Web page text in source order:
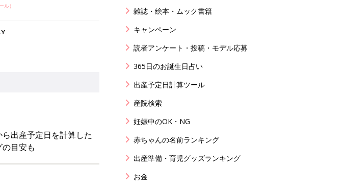
ル）
出産予定日を計算した
目安も
雑誌・絵本・ムック書籍
キャンペーン
読者アンケート・投稿・モデル応募
365日のお誕生日占い
出産予定日計算ツール
産院検索
妊娠中のOK・NG
赤ちゃんの名前ランキング
出産準備・育児グッズランキング
お金